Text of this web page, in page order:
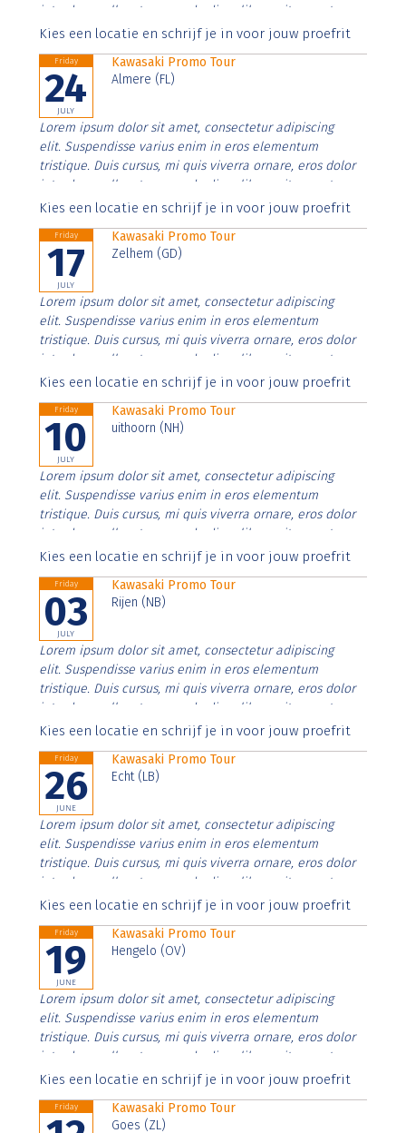
interdum nulla, ut commodo diam libero vitae erat.
Aenean faucibus nibh et justo cursus id rutrum lorem
Kies een locatie en schrijf je in voor jouw proefrit
Friday
24
JULY
Kawasaki Promo Tour
Almere (FL)
Lorem ipsum dolor sit amet, consectetur adipiscing
elit. Suspendisse varius enim in eros elementum
tristique. Duis cursus, mi quis viverra ornare, eros dolor
interdum nulla, ut commodo diam libero vitae erat.
Aenean faucibus nibh et justo cursus id rutrum lorem
Kies een locatie en schrijf je in voor jouw proefrit
Friday
17
JULY
Kawasaki Promo Tour
Zelhem (GD)
Lorem ipsum dolor sit amet, consectetur adipiscing
elit. Suspendisse varius enim in eros elementum
tristique. Duis cursus, mi quis viverra ornare, eros dolor
interdum nulla, ut commodo diam libero vitae erat.
Aenean faucibus nibh et justo cursus id rutrum lorem
Kies een locatie en schrijf je in voor jouw proefrit
Friday
10
JULY
Kawasaki Promo Tour
uithoorn (NH)
Lorem ipsum dolor sit amet, consectetur adipiscing
elit. Suspendisse varius enim in eros elementum
tristique. Duis cursus, mi quis viverra ornare, eros dolor
interdum nulla, ut commodo diam libero vitae erat.
Aenean faucibus nibh et justo cursus id rutrum lorem
Kies een locatie en schrijf je in voor jouw proefrit
Friday
03
JULY
Kawasaki Promo Tour
Rijen (NB)
Lorem ipsum dolor sit amet, consectetur adipiscing
elit. Suspendisse varius enim in eros elementum
tristique. Duis cursus, mi quis viverra ornare, eros dolor
interdum nulla, ut commodo diam libero vitae erat.
Aenean faucibus nibh et justo cursus id rutrum lorem
Kies een locatie en schrijf je in voor jouw proefrit
Friday
26
JUNE
Kawasaki Promo Tour
Echt (LB)
Lorem ipsum dolor sit amet, consectetur adipiscing
elit. Suspendisse varius enim in eros elementum
tristique. Duis cursus, mi quis viverra ornare, eros dolor
interdum nulla, ut commodo diam libero vitae erat.
Aenean faucibus nibh et justo cursus id rutrum lorem
Kies een locatie en schrijf je in voor jouw proefrit
Friday
19
JUNE
Kawasaki Promo Tour
Hengelo (OV)
Lorem ipsum dolor sit amet, consectetur adipiscing
elit. Suspendisse varius enim in eros elementum
tristique. Duis cursus, mi quis viverra ornare, eros dolor
interdum nulla, ut commodo diam libero vitae erat.
Aenean faucibus nibh et justo cursus id rutrum lorem
Kies een locatie en schrijf je in voor jouw proefrit
Friday
Kawasaki Promo Tour
Goes (ZL)